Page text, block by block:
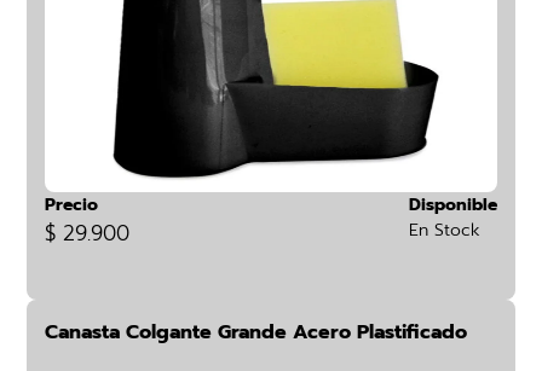
Precio
$ 29.900
Disponible
En Stock
Canasta Colgante Grande Acero Plastificado